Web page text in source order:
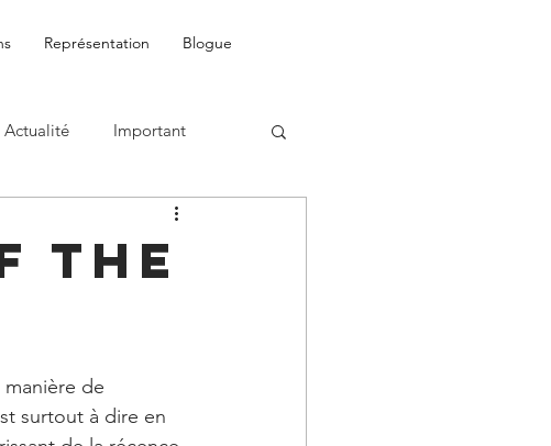
Représentation Blogue
Actualité Important
the
manière de
surtout à dire en